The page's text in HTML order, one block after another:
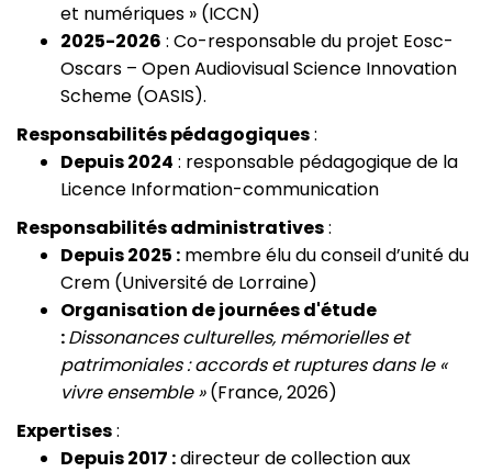
et numériques » (ICCN)
2025-2026 : Co-responsable du projet Eosc-
Oscars – Open Audiovisual Science Innovation
Scheme (OASIS).
Responsabilités pédagogiques:
Depuis 2024 : responsable pédagogique de la
Licence Information-communication
Responsabilités administratives:
Depuis 2025 : membre élu du conseil d’unité du
Crem (Université de Lorraine)
Organisation de journées d'étude
:Dissonances culturelles, mémorielles et
patrimoniales : accords et ruptures dans le «
vivre ensemble »(France, 2026)
Expertises:
Depuis 2017 :directeur de collection aux